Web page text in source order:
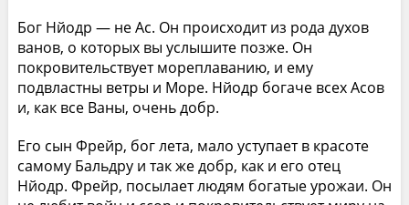
Бог Нйодр — не Ас. Он происходит из рода духов
ванов, о которых вы услышите позже. Он
покровительствует мореплаванию, и ему
подвластны ветры и Море. Нйодр богаче всех Асов
и, как все Ваны, очень добр.
Его сын Фрейр, бог лета, мало уступает в красоте
самому Бальдру и так же добр, как и его отец
Нйодр. Фрейр, посылает людям богатые урожаи. Он